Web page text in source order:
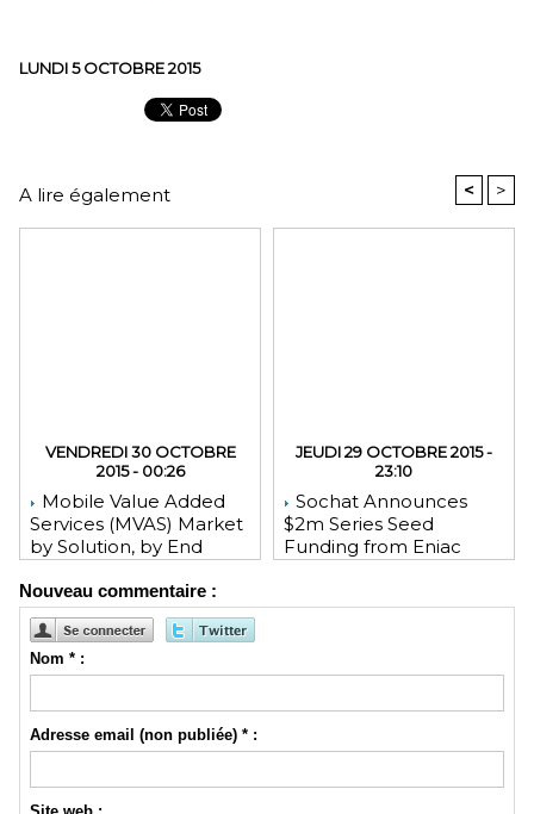
LUNDI 5 OCTOBRE 2015
A lire également < >
VENDREDI 30 OCTOBRE
2015 - 00:26
Mobile Value Added
Services (MVAS) Market
by Solution, by End
Geography - Global
Forecast and Analysis to
2020 - Reportlinker
Review
JEUDI 29 OCTOBRE 2015 -
23:10
Sochat Announces
$2m Series Seed
Funding from Eniac
Zhang
Nouveau commentaire :
Nom * :
Adresse email (non publiée) * :